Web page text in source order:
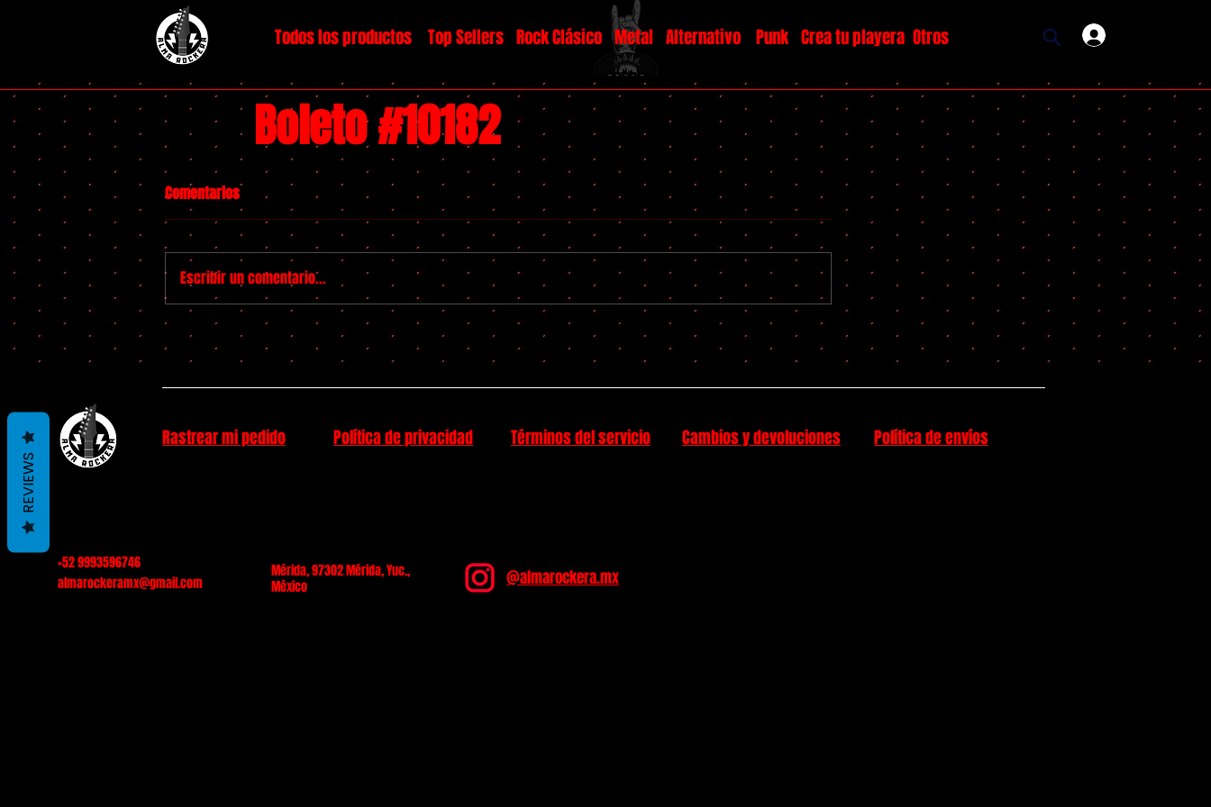
Top Sellers Rock Clásico Metal Alternativo Punk Crea tu playera Otros
Todos los productos
Boleto #10182
Comentarios
Escribir un comentario...
Rastrear mi pedido Política de privacidad Términos del servicio Cambios y devoluciones Política de envíos
+52 9993596746
almarockeramx@gmail.com
Mérida, 97302 Mérida, Yuc.,
México
@almarockera.mx
REVIEWS